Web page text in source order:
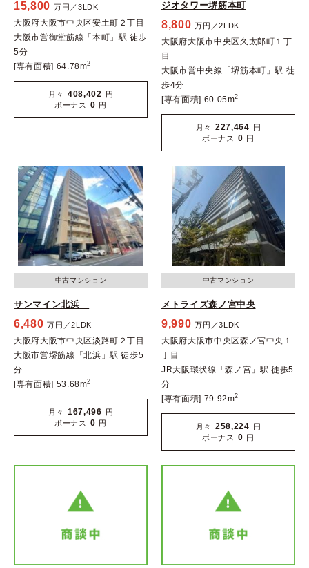
15,800 万円／3LDK
大阪府大阪市中央区安土町２丁目
大阪市営御堂筋線「本町」駅 徒歩
5分
[専有面積] 64.78m2
月々 408,402 円
ボーナス
0 円
ジオタワー堺筋本町
8,800 万円／2LDK
大阪府大阪市中央区久太郎町１丁
目
大阪市営中央線「堺筋本町」駅 徒
歩4分
[専有面積] 60.05m2
月々 227,464 円
ボーナス
0 円
中古マンション
サンマイン北浜
6,480 万円／2LDK
大阪府大阪市中央区淡路町２丁目
大阪市営堺筋線「北浜」駅 徒歩5
分
[専有面積] 53.68m2
月々 167,496 円
ボーナス
0 円
中古マンション
メトライズ森ノ宮中央
9,990 万円／3LDK
大阪府大阪市中央区森ノ宮中央１
丁目
JR大阪環状線「森ノ宮」駅 徒歩5
分
[専有面積] 79.92m2
月々 258,224 円
ボーナス
0 円